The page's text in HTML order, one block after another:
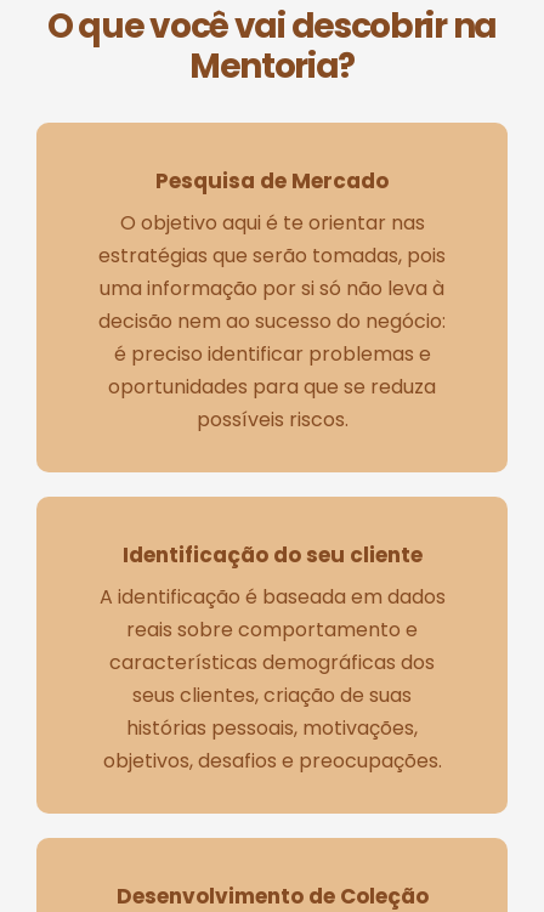
O que você vai descobrir na
Mentoria?
Pesquisa de Mercado
O objetivo aqui é te orientar nas
estratégias que serão tomadas, pois
uma informação por si só não leva à
decisão nem ao sucesso do negócio:
é preciso identificar problemas e
oportunidades para que se reduza
possíveis riscos.
Identificação do seu cliente
A identificação é baseada em dados
reais sobre comportamento e
características demográficas dos
seus clientes, criação de suas
histórias pessoais, motivações,
objetivos, desafios e preocupações.
Desenvolvimento de Coleção